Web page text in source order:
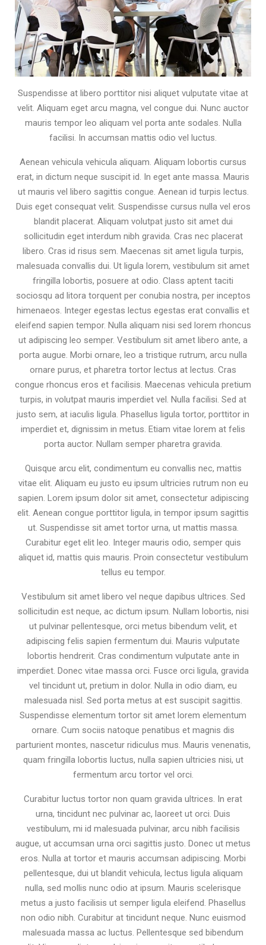
Suspendisse at libero porttitor nisi aliquet vulputate vitae at
velit. Aliquam eget arcu magna, vel congue dui. Nunc auctor
mauris tempor leo aliquam vel porta ante sodales. Nulla
facilisi. In accumsan mattis odio vel luctus.
Aenean vehicula vehicula aliquam. Aliquam lobortis cursus
erat, in dictum neque suscipit id. In eget ante massa. Mauris
ut mauris vel libero sagittis congue. Aenean id turpis lectus.
Duis eget consequat velit. Suspendisse cursus nulla vel eros
blandit placerat. Aliquam volutpat justo sit amet dui
sollicitudin eget interdum nibh gravida. Cras nec placerat
libero. Cras id risus sem. Maecenas sit amet ligula turpis,
malesuada convallis dui. Ut ligula lorem, vestibulum sit amet
fringilla lobortis, posuere at odio. Class aptent taciti
sociosqu ad litora torquent per conubia nostra, per inceptos
himenaeos. Integer egestas lectus egestas erat convallis et
eleifend sapien tempor. Nulla aliquam nisi sed lorem rhoncus
ut adipiscing leo semper. Vestibulum sit amet libero ante, a
porta augue. Morbi ornare, leo a tristique rutrum, arcu nulla
ornare purus, et pharetra tortor lectus at lectus. Cras
congue rhoncus eros et facilisis. Maecenas vehicula pretium
turpis, in volutpat mauris imperdiet vel. Nulla facilisi. Sed at
justo sem, at iaculis ligula. Phasellus ligula tortor, porttitor in
imperdiet et, dignissim in metus. Etiam vitae lorem at felis
porta auctor. Nullam semper pharetra gravida.
Quisque arcu elit, condimentum eu convallis nec, mattis
vitae elit. Aliquam eu justo eu ipsum ultricies rutrum non eu
sapien. Lorem ipsum dolor sit amet, consectetur adipiscing
elit. Aenean congue porttitor ligula, in tempor ipsum sagittis
ut. Suspendisse sit amet tortor urna, ut mattis massa.
Curabitur eget elit leo. Integer mauris odio, semper quis
aliquet id, mattis quis mauris. Proin consectetur vestibulum
tellus eu tempor.
Vestibulum sit amet libero vel neque dapibus ultrices. Sed
sollicitudin est neque, ac dictum ipsum. Nullam lobortis, nisi
ut pulvinar pellentesque, orci metus bibendum velit, et
adipiscing felis sapien fermentum dui. Mauris vulputate
lobortis hendrerit. Cras condimentum vulputate ante in
imperdiet. Donec vitae massa orci. Fusce orci ligula, gravida
vel tincidunt ut, pretium in dolor. Nulla in odio diam, eu
malesuada nisl. Sed porta metus at est suscipit sagittis.
Suspendisse elementum tortor sit amet lorem elementum
ornare. Cum sociis natoque penatibus et magnis dis
parturient montes, nascetur ridiculus mus. Mauris venenatis,
quam fringilla lobortis luctus, nulla sapien ultricies nisi, ut
fermentum arcu tortor vel orci.
Curabitur luctus tortor non quam gravida ultrices. In erat
urna, tincidunt nec pulvinar ac, laoreet ut orci. Duis
vestibulum, mi id malesuada pulvinar, arcu nibh facilisis
augue, ut accumsan urna orci sagittis justo. Donec ut metus
eros. Nulla at tortor et mauris accumsan adipiscing. Morbi
pellentesque, dui ut blandit vehicula, lectus ligula aliquam
nulla, sed mollis nunc odio at ipsum. Mauris scelerisque
metus a justo facilisis ut semper ligula eleifend. Phasellus
non odio nibh. Curabitur at tincidunt neque. Nunc euismod
malesuada massa ac luctus. Pellentesque sed bibendum